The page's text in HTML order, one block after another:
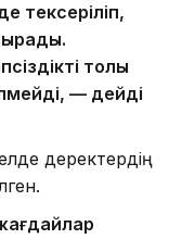
тексеріліп,
толық
— дейді
деректердің